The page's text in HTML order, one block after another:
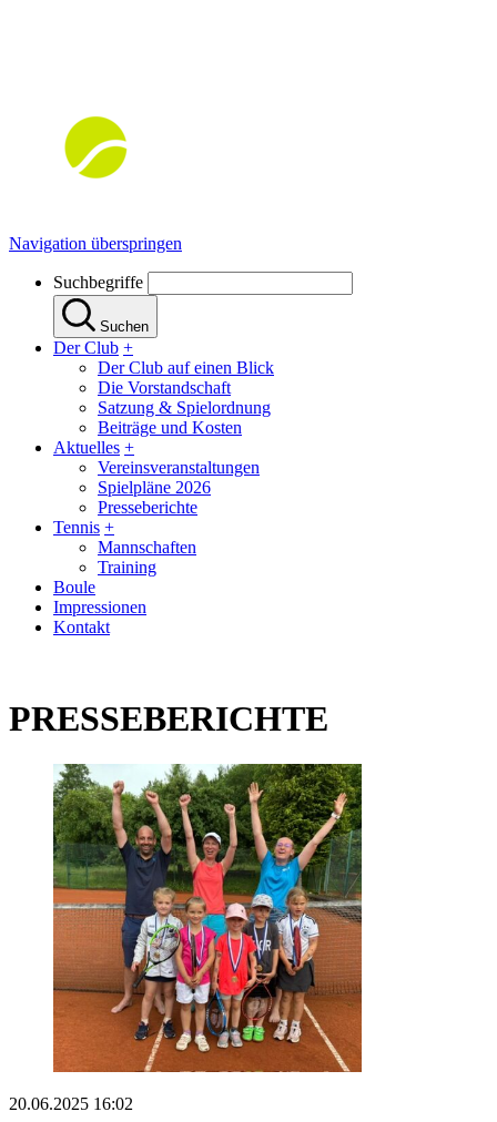
Navigation überspringen
Suchbegriffe
Suchen
Der Club +
Der Club auf einen Blick
Die Vorstandschaft
Satzung & Spielordnung
Beiträge und Kosten
Aktuelles +
Vereinsveranstaltungen
Spielpläne 2026
Presseberichte
Tennis +
Mannschaften
Training
Boule
Impressionen
Kontakt
PRESSEBERICHTE
20.06.2025 16:02